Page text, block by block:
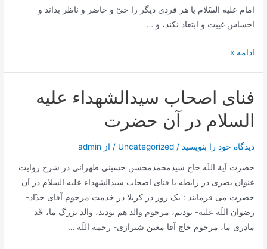
امام علیه السّلام یا هر فردی دیگر را حیّ و حاضر و ناظر بداند و
احساس غیبت و ابتعاد نکند، و …
کیفیت
مشرفه
ادامه »
فنای اصحاب سیدالشهداء علیه
السلام در آن حضرت
دیدگاه‌ خود را بنویسید /
Uncategorized / از admin
حضرت آیة اللَه حاج سیدمحمدمحسن حسینی طهرانی در شرح روایت
عنوان بصری در رابطه با فنای اصحاب سیدالشهداء علیه السلام در آن
حضرت می فرمایند : یک روز در کربلا در خدمت مرحوم آقاى حدّاد-
رضوان اللَه علیه- بودیم، مرحوم والد هم بودند، والد بزرگ ما، جّد
مادرى ما، مرحوم حاج آقا معین شیرازى- رحمة اللَه …